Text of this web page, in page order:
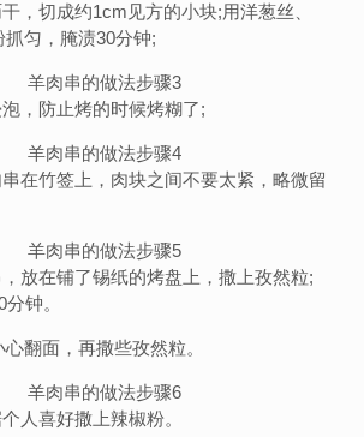
切成约1cm见方的小块;用洋葱丝、
匀，腌渍30分钟;
防止烤的时候烤糊了;
竹签上，肉块之间不要太紧，略微留
在铺了锡纸的烤盘上，撒上孜然粒;
钟。
面，再撒些孜然粒。
喜好撒上辣椒粉。